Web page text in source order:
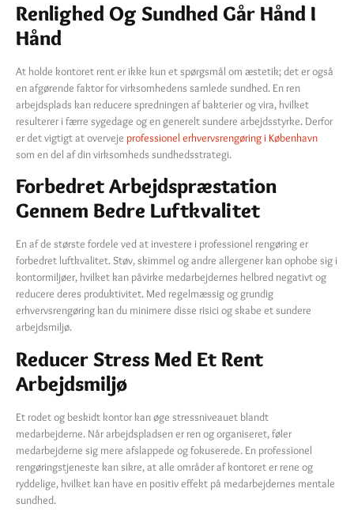
Renlighed Og Sundhed Går Hånd I
Hånd
At holde kontoret rent er ikke kun et spørgsmål om æstetik; det er også
en afgørende faktor for virksomhedens samlede sundhed. En ren
arbejdsplads kan reducere spredningen af bakterier og vira, hvilket
resulterer i færre sygedage og en generelt sundere arbejdsstyrke. Derfor
er det vigtigt at overveje professionel erhvervsrengøring i København
som en del af din virksomheds sundhedsstrategi.
Forbedret Arbejdspræstation
Gennem Bedre Luftkvalitet
En af de største fordele ved at investere i professionel rengøring er
forbedret luftkvalitet. Støv, skimmel og andre allergener kan ophobe sig i
kontormiljøer, hvilket kan påvirke medarbejdernes helbred negativt og
reducere deres produktivitet. Med regelmæssig og grundig
erhvervsrengøring kan du minimere disse risici og skabe et sundere
arbejdsmiljø.
Reducer Stress Med Et Rent
Arbejdsmiljø
Et rodet og beskidt kontor kan øge stressniveauet blandt
medarbejderne. Når arbejdspladsen er ren og organiseret, føler
medarbejderne sig mere afslappede og fokuserede. En professionel
rengøringstjeneste kan sikre, at alle områder af kontoret er rene og
ryddelige, hvilket kan have en positiv effekt på medarbejdernes mentale
sundhed.